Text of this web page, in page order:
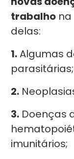
trabalho na
delas:
1.Algumas
parasitárias;
2.
3. Doenças
imunitários;